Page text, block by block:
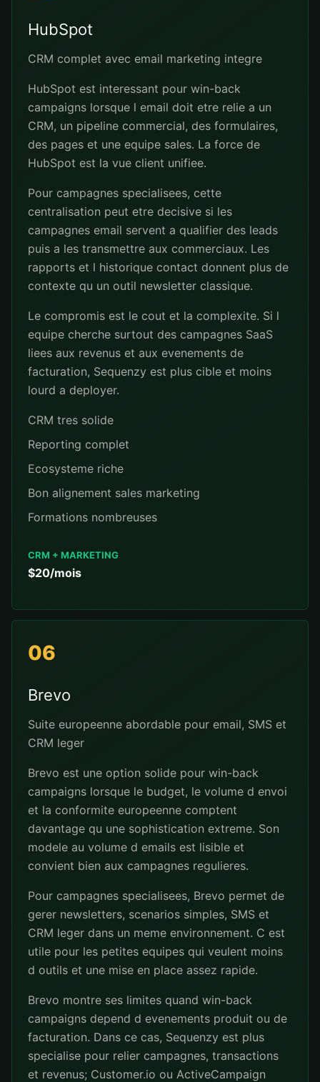
HubSpot
CRM complet avec email marketing integre
HubSpot est interessant pour win-back
campaigns lorsque l email doit etre relie a un
CRM, un pipeline commercial, des formulaires,
des pages et une equipe sales. La force de
HubSpot est la vue client unifiee.
Pour campagnes specialisees, cette
centralisation peut etre decisive si les
campagnes email servent a qualifier des leads
puis a les transmettre aux commerciaux. Les
rapports et l historique contact donnent plus de
contexte qu un outil newsletter classique.
Le compromis est le cout et la complexite. Si l
equipe cherche surtout des campagnes SaaS
liees aux revenus et aux evenements de
facturation, Sequenzy est plus cible et moins
lourd a deployer.
CRM tres solide
Reporting complet
Ecosysteme riche
Bon alignement sales marketing
Formations nombreuses
CRM + MARKETING
$20/mois
06
Brevo
Suite europeenne abordable pour email, SMS et
CRM leger
Brevo est une option solide pour win-back
campaigns lorsque le budget, le volume d envoi
et la conformite europeenne comptent
davantage qu une sophistication extreme. Son
modele au volume d emails est lisible et
convient bien aux campagnes regulieres.
Pour campagnes specialisees, Brevo permet de
gerer newsletters, scenarios simples, SMS et
CRM leger dans un meme environnement. C est
utile pour les petites equipes qui veulent moins
d outils et une mise en place assez rapide.
Brevo montre ses limites quand win-back
campaigns depend d evenements produit ou de
facturation. Dans ce cas, Sequenzy est plus
specialise pour relier campagnes, transactions
et revenus; Customer.io ou ActiveCampaign